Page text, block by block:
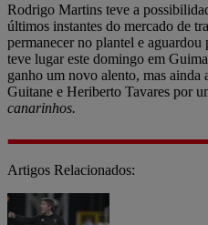
Rodrigo Martins teve a
últimos instantes do mercado de
permanecer no plantel e
teve lugar este domingo em
ganho um novo alento, mas ainda
Guitane e Heriberto Tavares por
canarinhos.
Artigos Relacionados: